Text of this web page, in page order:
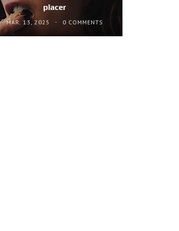
placer
MAR. 13, 2025 0 COMMENTS